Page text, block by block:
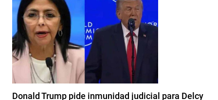
Donald Trump pide inmunidad judicial para Delcy